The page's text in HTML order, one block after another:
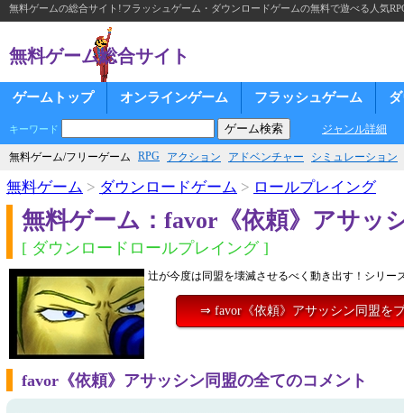
無料ゲームの総合サイト!フラッシュゲーム・ダウンロードゲームの無料で遊べる人気
無料ゲーム総合サイト
ゲームトップ オンラインゲーム フラッシュゲーム
キーワード ジャンル詳細
無料ゲーム/フリーゲーム RPG アクション アドベンチャー シミュレーション
無料ゲーム > ダウンロードゲーム > ロールプレイング
無料ゲーム：favor《依頼》アサッ
[ ダウンロードロールプレイング ]
辻が今度は同盟を壊滅させるべく動き出す！シリー
⇒ favor《依頼》アサッシン同盟を
favor《依頼》アサッシン同盟の全てのコメント